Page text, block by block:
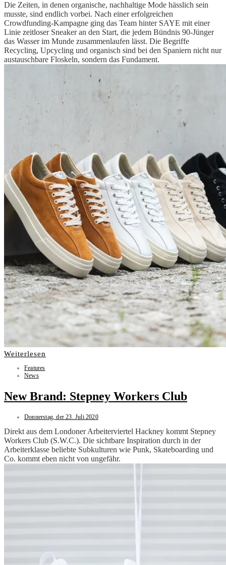
Die Zeiten, in denen organische, nachhaltige Mode hässlich sein
musste, sind endlich vorbei. Nach einer erfolgreichen
Crowdfunding-Kampagne ging das Team hinter SAYE mit einer
Linie zeitloser Sneaker an den Start, die jedem Bündnis 90-Jünger
das Wasser im Munde zusammenlaufen lässt. Die Begriffe
Recycling, Upcycling und organisch sind bei den Spaniern nicht nur
austauschbare Floskeln, sondern das Fundament.
Weiterlesen
Features
News
New Brand: Stepney Workers Club
Donnerstag, der 23. Juli 2020
Direkt aus dem Londoner Arbeiterviertel Hackney kommt Stepney
Workers Club (S.W.C.). Die sichtbare Inspiration durch in der
Arbeiterklasse beliebte Subkulturen wie Punk, Skateboarding und
Co. kommt eben nicht von ungefähr.